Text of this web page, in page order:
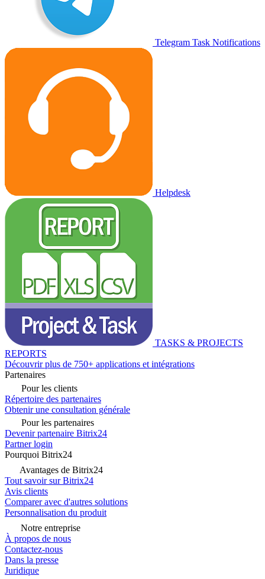
Telegram Task Notifications
Helpdesk
TASKS & PROJECTS
REPORTS
Découvrir plus de 750+ applications et intégrations
Partenaires
Pour les clients
Répertoire des partenaires
Obtenir une consultation générale
Pour les partenaires
Devenir partenaire Bitrix24
Partner login
Pourquoi Bitrix24
Avantages de Bitrix24
Tout savoir sur Bitrix24
Avis clients
Comparer avec d'autres solutions
Personnalisation du produit
Notre entreprise
À propos de nous
Contactez-nous
Dans la presse
Juridique